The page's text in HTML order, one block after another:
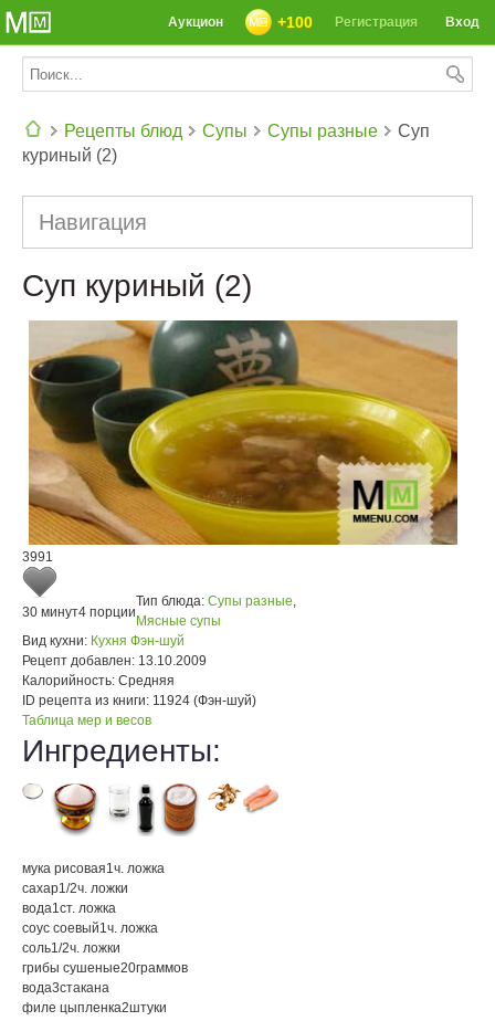
Вход
Регистрация
+100
Аукцион
Рецепты блюд Супы Супы разные
Суп
куриный (2)
Навигация
Суп куриный (2)
3991
30 минут4 порции
Тип блюда: Супы разные
Мясные супы
Вид кухни: Кухня Фэн-шуй
Рецепт добавлен: 13.10.2009
Калорийность: Средняя
ID рецепта из книги: 11924 (Фэн-шуй)
Таблица мер и весов
Ингредиенты:
мука рисовая1 ч. ложка
сахар1/2ч. ложки
вода1 ст. ложка
соус соевый1 ч. ложка
соль1/2ч. ложки
грибы сушеные20граммов
вода3стакана
филе цыпленка2штуки